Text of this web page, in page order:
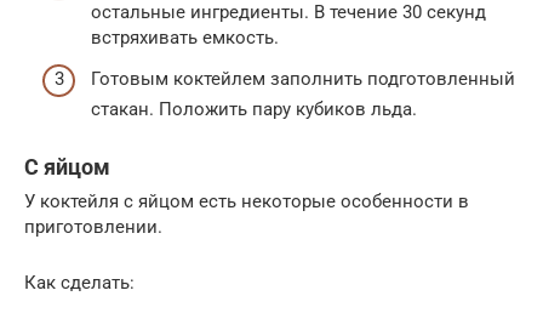
остальные ингредиенты. В течение 30 секунд
встряхивать емкость.
Готовым коктейлем заполнить подготовленный
стакан. Положить пару кубиков льда.
С яйцом
У коктейля с яйцом есть некоторые особенности в
приготовлении.
Как сделать: